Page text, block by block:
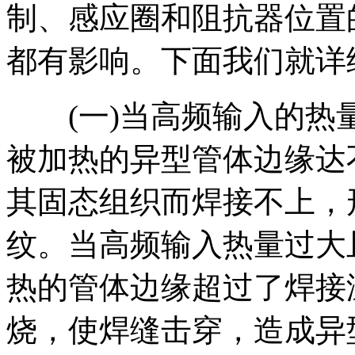
制、感应圈和阻抗器位
都有影响。下面我们就
(一)当高频输入的热
被加热的异型管体边缘
其固态组织而焊接不上
纹。当高频输入热量过
热的管体边缘超过了焊
烧，使焊缝击穿，造成